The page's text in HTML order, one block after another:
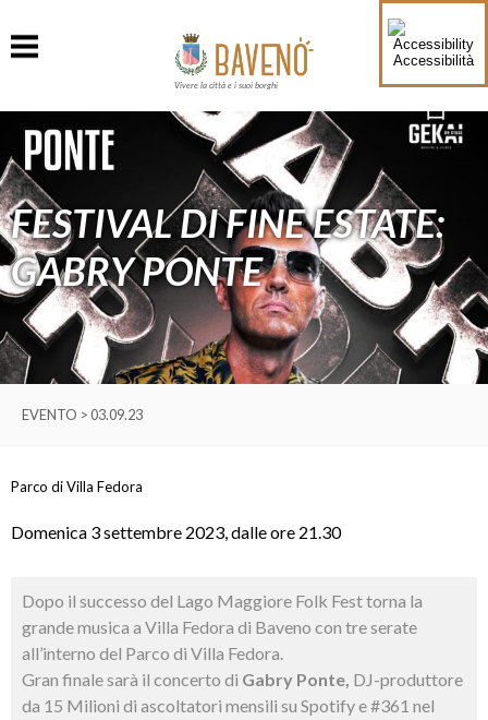
Accessibilità
Vivere la città e i suoi borghi
FESTIVAL DI FINE ESTATE:
GABRY PONTE
EVENTO > 03.09.23
Parco di Villa Fedora
Domenica 3 settembre 2023, dalle ore 21.30
Dopo il successo del Lago Maggiore Folk Fest torna la
grande musica a Villa Fedora di Baveno con tre serate
all’interno del Parco di Villa Fedora.
Gran finale sarà il concerto di Gabry Ponte, DJ-produttore
da 15 Milioni di ascoltatori mensili su Spotify e #361 nel